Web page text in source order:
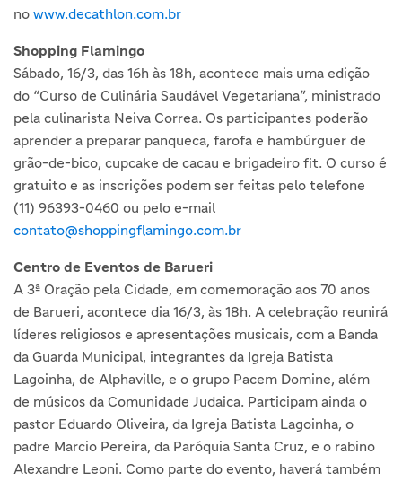
no www.decathlon.com.br
Shopping Flamingo
Sábado, 16/3, das 16h às 18h, acontece mais uma edição
do “Curso de Culinária Saudável Vegetariana”, ministrado
pela culinarista Neiva Correa. Os participantes poderão
aprender a preparar panqueca, farofa e hambúrguer de
grão-de-bico, cupcake de cacau e brigadeiro fit. O curso é
gratuito e as inscrições podem ser feitas pelo telefone
(11) 96393-0460 ou pelo e-mail
contato@shoppingflamingo.com.br
Centro de Eventos de Barueri
A 3ª Oração pela Cidade, em comemoração aos 70 anos
de Barueri, acontece dia 16/3, às 18h. A celebração reunirá
líderes religiosos e apresentações musicais, com a Banda
da Guarda Municipal, integrantes da Igreja Batista
Lagoinha, de Alphaville, e o grupo Pacem Domine, além
de músicos da Comunidade Judaica. Participam ainda o
pastor Eduardo Oliveira, da Igreja Batista Lagoinha, o
padre Marcio Pereira, da Paróquia Santa Cruz, e o rabino
Alexandre Leoni. Como parte do evento, haverá também